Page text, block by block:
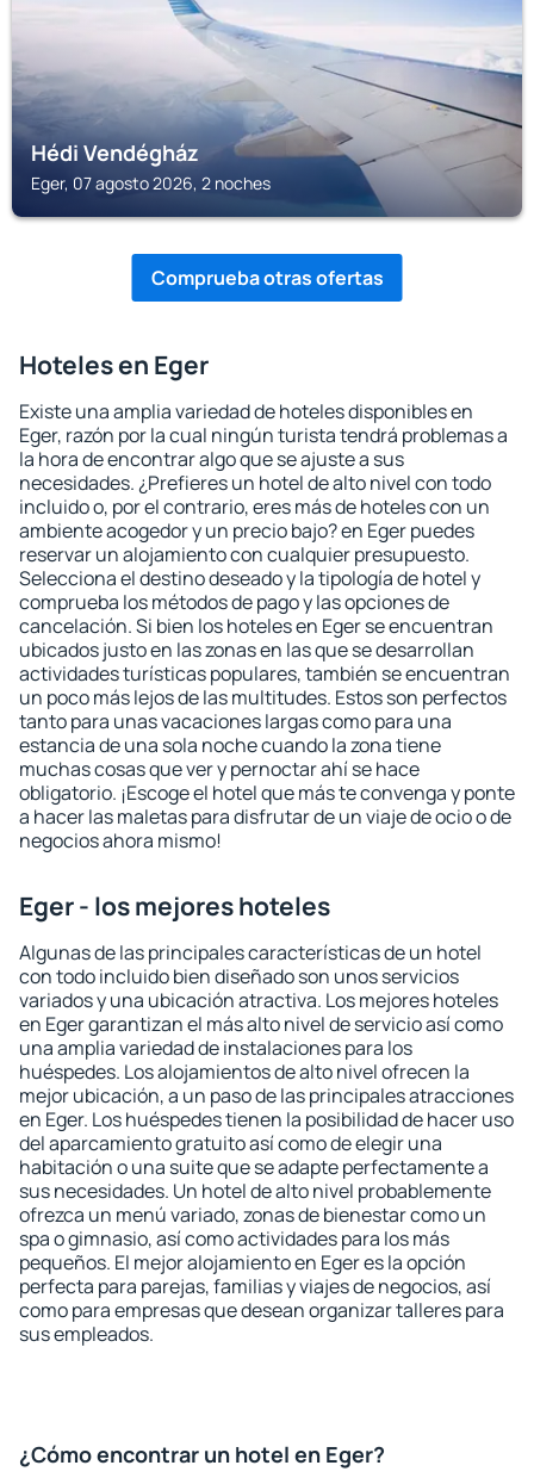
Hédi Vendégház
Eger, 07 agosto 2026, 2 noches
Comprueba otras ofertas
Hoteles en Eger
Existe una amplia variedad de hoteles disponibles en
Eger, razón por la cual ningún turista tendrá problemas a
la hora de encontrar algo que se ajuste a sus
necesidades. ¿Prefieres un hotel de alto nivel con todo
incluido o, por el contrario, eres más de hoteles con un
ambiente acogedor y un precio bajo? en Eger puedes
reservar un alojamiento con cualquier presupuesto.
Selecciona el destino deseado y la tipología de hotel y
comprueba los métodos de pago y las opciones de
cancelación. Si bien los hoteles en Eger se encuentran
ubicados justo en las zonas en las que se desarrollan
actividades turísticas populares, también se encuentran
un poco más lejos de las multitudes. Estos son perfectos
tanto para unas vacaciones largas como para una
estancia de una sola noche cuando la zona tiene
muchas cosas que ver y pernoctar ahí se hace
obligatorio. ¡Escoge el hotel que más te convenga y ponte
a hacer las maletas para disfrutar de un viaje de ocio o de
negocios ahora mismo!
Eger - los mejores hoteles
Algunas de las principales características de un hotel
con todo incluido bien diseñado son unos servicios
variados y una ubicación atractiva. Los mejores hoteles
en Eger garantizan el más alto nivel de servicio así como
una amplia variedad de instalaciones para los
huéspedes. Los alojamientos de alto nivel ofrecen la
mejor ubicación, a un paso de las principales atracciones
en Eger. Los huéspedes tienen la posibilidad de hacer uso
del aparcamiento gratuito así como de elegir una
habitación o una suite que se adapte perfectamente a
sus necesidades. Un hotel de alto nivel probablemente
ofrezca un menú variado, zonas de bienestar como un
spa o gimnasio, así como actividades para los más
pequeños. El mejor alojamiento en Eger es la opción
perfecta para parejas, familias y viajes de negocios, así
como para empresas que desean organizar talleres para
sus empleados.
¿Cómo encontrar un hotel en Eger?